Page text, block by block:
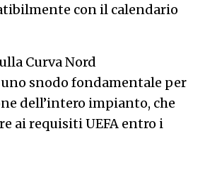
con il calendario
Curva Nord
snodo fondamentale per
dell’intero impianto, che
ai requisiti UEFA entro i